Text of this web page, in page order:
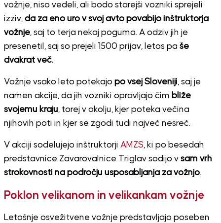
vožnje, niso vedeli, ali bodo starejši vozniki sprejeli
izziv, da za eno uro v svoj avto povabijo inštruktorja
vožnje, saj to terja nekaj poguma. A odziv jih je
presenetil, saj so prejeli 1500 prijav, letos pa še
dvakrat več.
Vožnje vsako leto potekajo po vsej Sloveniji, saj je
namen akcije, da jih vozniki opravljajo čim bliže
svojemu kraju, torej v okolju, kjer poteka večina
njihovih poti in kjer se zgodi tudi največ nesreč.
V akciji sodelujejo inštruktorji AMZS, ki po besedah
predstavnice Zavarovalnice Triglav sodijo v sam vrh
strokovnosti na področju usposabljanja za vožnjo.
Poklon velikanom in velikankam vožnje
Letošnje osvežitvene vožnje predstavljajo poseben